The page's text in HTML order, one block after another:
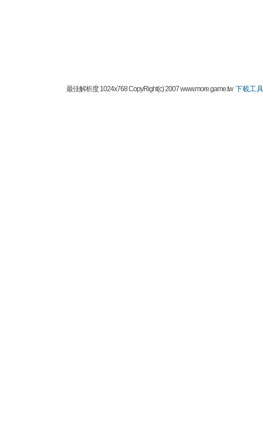
最佳解析度 1024x768 CopyRight(c) 2007 www.more.game.tw下載工